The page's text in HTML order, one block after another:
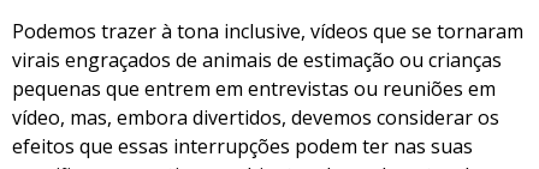
Podemos trazer à tona inclusive, vídeos que se tornaram
virais engraçados de animais de estimação ou crianças
pequenas que entrem em entrevistas ou reuniões em
vídeo, mas, embora divertidos, devemos considerar os
efeitos que essas interrupções podem ter nas suas